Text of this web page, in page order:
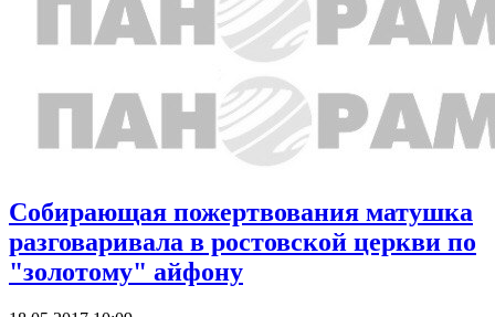
Собирающая пожертвования матушка
разговаривала в ростовской церкви по
"золотому" айфону